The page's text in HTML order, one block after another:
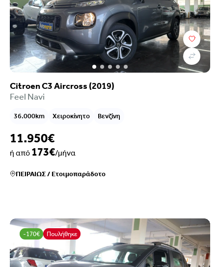
Citroen C3 Aircross (2019)
Feel Navi
36.000km Χειροκίνητο Βενζίνη
11.950€
ή από 173€/μήνα
ΠΕΙΡΑΙΩΣ/Ετοιμοπαράδοτο
-170€ Πουλήθηκε